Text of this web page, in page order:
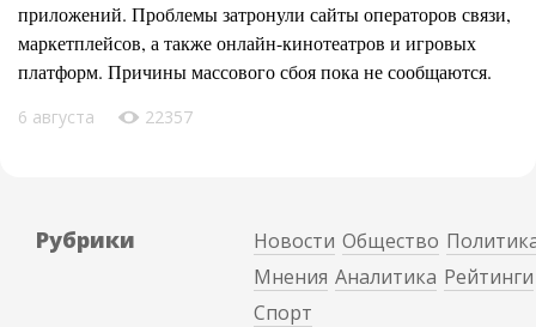
приложений. Проблемы затронули сайты операторов связи,
маркетплейсов, а также онлайн-кинотеатров и игровых
платформ. Причины массового сбоя пока не сообщаются.
6 августа 22357
Рубрики Новости Общество
Мнения Аналитика Рейтинги
Спорт